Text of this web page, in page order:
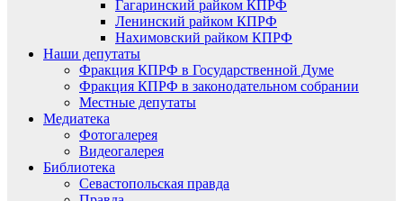
Гагаринский райком КПРФ
Ленинский райком КПРФ
Нахимовский райком КПРФ
Наши депутаты
Фракция КПРФ в Государственной Думе
Фракция КПРФ в законодательном собрании
Местные депутаты
Медиатека
Фотогалерея
Видеогалерея
Библиотека
Севастопольская правда